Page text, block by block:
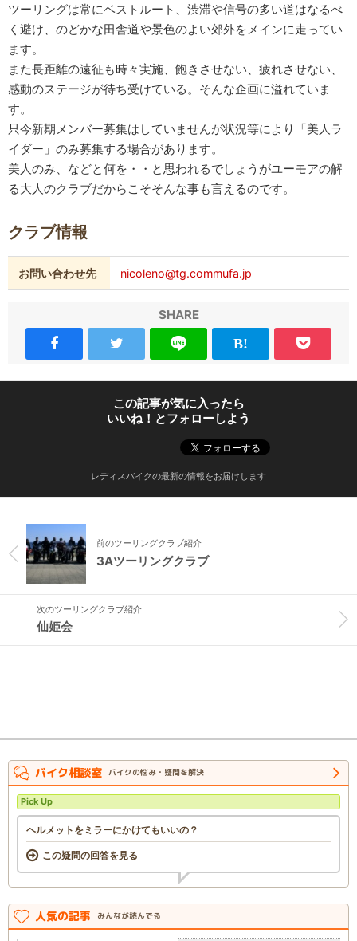
ツーリングは常にベストルート、渋滞や信号の多い道はなるべ
く避け、のどかな田舎道や景色のよい郊外をメインに走ってい
ます。
また長距離の遠征も時々実施、飽きさせない、疲れさせない、
感動のステージが待ち受けている。そんな企画に溢れていま
す。
只今新期メンバー募集はしていませんが状況等により「美人ラ
イダー」のみ募集する場合があります。
美人のみ、などと何を・・と思われるでしょうがユーモアの解
る大人のクラブだからこそそんな事も言えるのです。
クラブ情報
お問い合わせ先 nicoleno@tg.commufa.jp
SHARE
この記事が気に入ったら
いいね！とフォローしよう
レディスバイクの最新の情報をお届けします
前のツーリングクラブ紹介
3Aツーリングクラブ
次のツーリングクラブ紹介
仙姫会
バイク相談室 バイクの悩み・疑問を解決
Pick Up
ヘルメットをミラーにかけてもいいの？
この疑問の回答を見る
人気の記事 みんなが読んでる